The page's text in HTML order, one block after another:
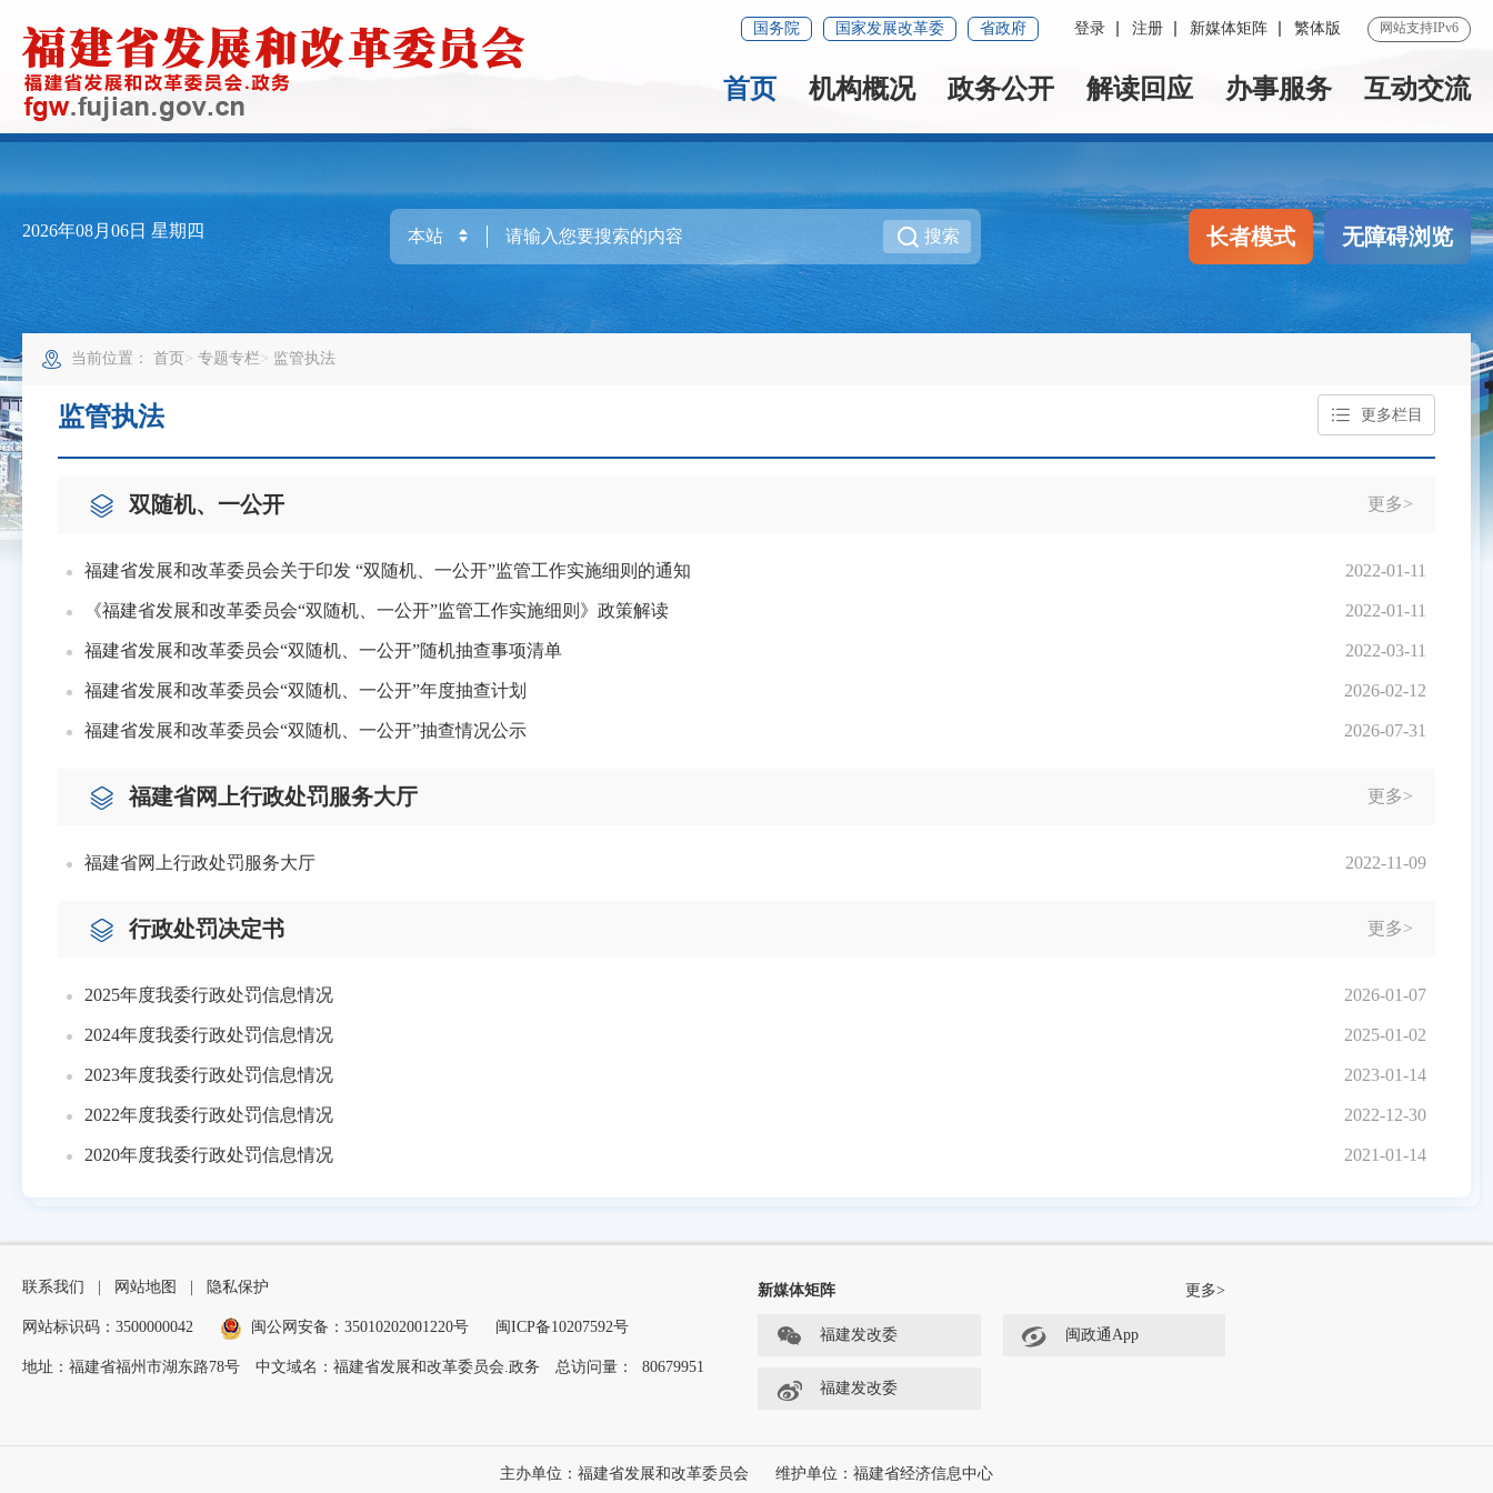
国务院 国家发展改革委 省政府 登录 注册 新媒体矩阵 繁体版 网站支持IPv6
首页 机构概况 政务公开 解读回应 办事服务 互动交流
2026年08月06日 星期四 搜索 长者模式 无障碍浏览
当前位置： 首页 专题专栏 监管执法
监管执法 更多栏目
双随机、一公开 更多>
福建省发展和改革委员会关于印发 “双随机、一公开”监管工作实施细则的通知 2022-01-11
《福建省发展和改革委员会“双随机、一公开”监管工作实施细则》政策解读 2022-01-11
福建省发展和改革委员会“双随机、一公开”随机抽查事项清单 2022-03-11
福建省发展和改革委员会“双随机、一公开”年度抽查计划 2026-02-12
福建省发展和改革委员会“双随机、一公开”抽查情况公示 2026-07-31
福建省网上行政处罚服务大厅 更多>
福建省网上行政处罚服务大厅 2022-11-09
行政处罚决定书 更多>
2025年度我委行政处罚信息情况 2026-01-07
2024年度我委行政处罚信息情况 2025-01-02
2023年度我委行政处罚信息情况 2023-01-14
2022年度我委行政处罚信息情况 2022-12-30
2020年度我委行政处罚信息情况 2021-01-14
联系我们 网站地图 隐私保护
网站标识码：3500000042 闽公网安备：35010202001220号 闽ICP备10207592号
地址：福建省福州市湖东路78号 中文域名：福建省发展和改革委员会.政务 总访问量： 80679951
新媒体矩阵 更多>
福建发改委 闽政通App
福建发改委
主办单位：福建省发展和改革委员会 维护单位：福建省经济信息中心